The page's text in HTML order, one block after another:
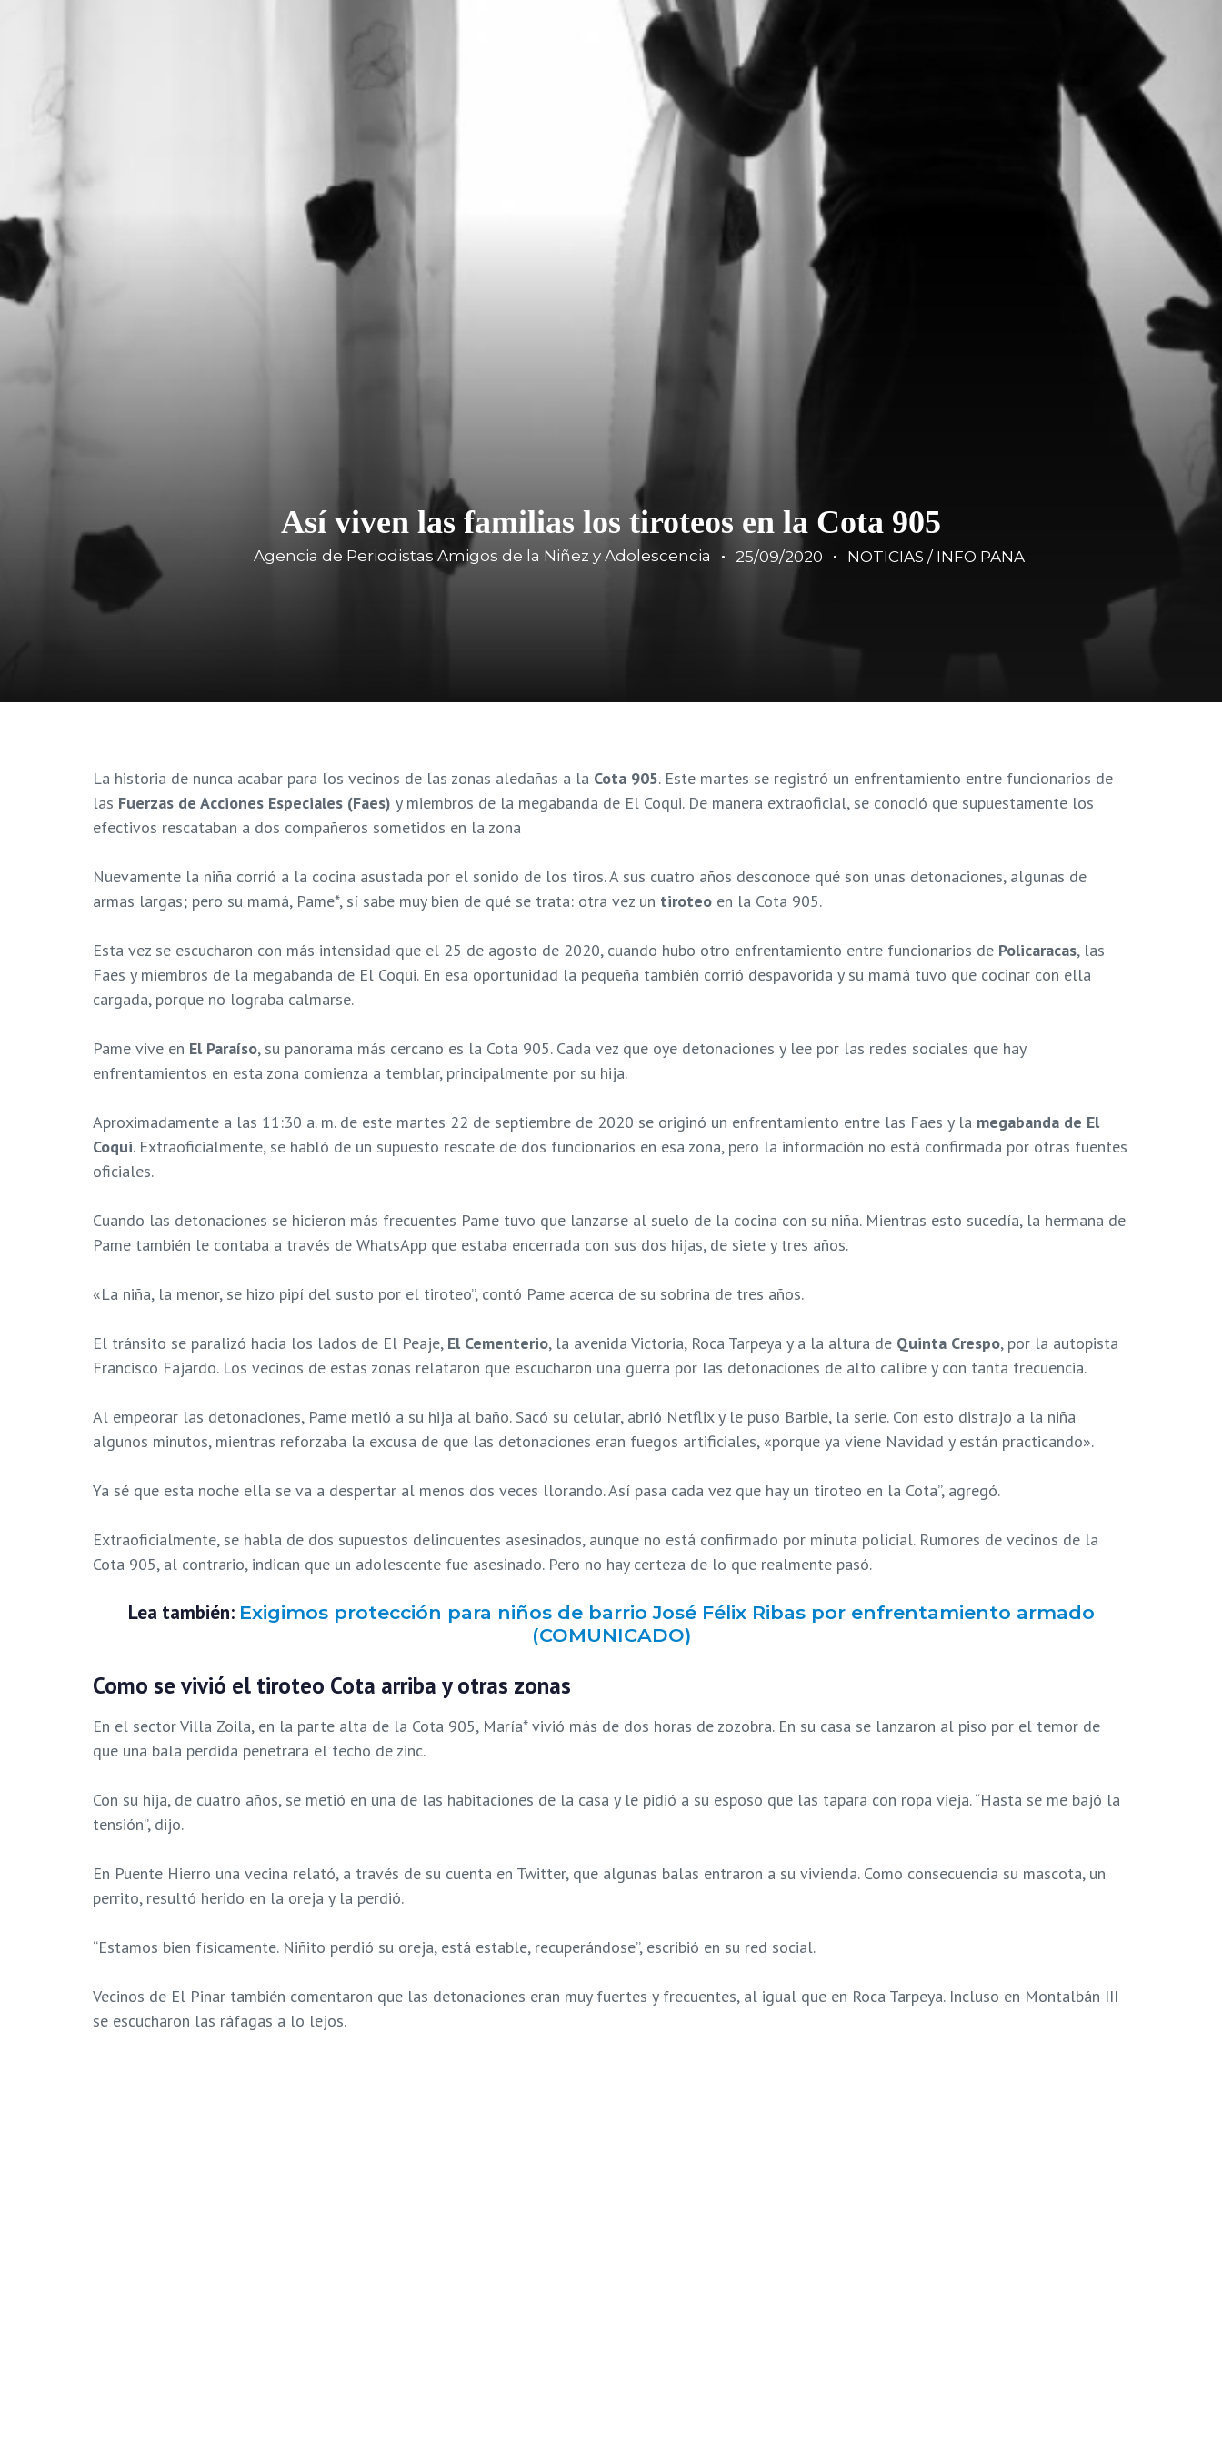
Así viven las familias los tiroteos en la Cota 905
Agencia de Periodistas Amigos de la Niñez y Adolescencia 25/09/2020 NOTICIAS / INFO PANA
La historia de nunca acabar para los vecinos de las zonas aledañas a la Cota 905. Este martes se registró un enfrentamiento entre funcionarios de
las Fuerzas de Acciones Especiales (Faes) y miembros de la megabanda de El Coqui. De manera extraoficial, se conoció que supuestamente los
efectivos rescataban a dos compañeros sometidos en la zona
Nuevamente la niña corrió a la cocina asustada por el sonido de los tiros. A sus cuatro años desconoce qué son unas detonaciones, algunas de
armas largas; pero su mamá, Pame*, sí sabe muy bien de qué se trata: otra vez un tiroteo en la Cota 905.
Esta vez se escucharon con más intensidad que el 25 de agosto de 2020, cuando hubo otro enfrentamiento entre funcionarios de Policaracas, las
Faes y miembros de la megabanda de El Coqui. En esa oportunidad la pequeña también corrió despavorida y su mamá tuvo que cocinar con ella
cargada, porque no lograba calmarse.
Pame vive en El Paraíso, su panorama más cercano es la Cota 905. Cada vez que oye detonaciones y lee por las redes sociales que hay
enfrentamientos en esta zona comienza a temblar, principalmente por su hija.
Aproximadamente a las 11:30 a. m. de este martes 22 de septiembre de 2020 se originó un enfrentamiento entre las Faes y la megabanda de El
Coqui. Extraoficialmente, se habló de un supuesto rescate de dos funcionarios en esa zona, pero la información no está confirmada por otras fuentes
oficiales.
Cuando las detonaciones se hicieron más frecuentes Pame tuvo que lanzarse al suelo de la cocina con su niña. Mientras esto sucedía, la hermana de
Pame también le contaba a través de WhatsApp que estaba encerrada con sus dos hijas, de siete y tres años.
«La niña, la menor, se hizo pipí del susto por el tiroteo”, contó Pame acerca de su sobrina de tres años.
El tránsito se paralizó hacia los lados de El Peaje, El Cementerio, la avenida Victoria, Roca Tarpeya y a la altura de Quinta Crespo, por la autopista
Francisco Fajardo. Los vecinos de estas zonas relataron que escucharon una guerra por las detonaciones de alto calibre y con tanta frecuencia.
Al empeorar las detonaciones, Pame metió a su hija al baño. Sacó su celular, abrió Netflix y le puso Barbie, la serie. Con esto distrajo a la niña
algunos minutos, mientras reforzaba la excusa de que las detonaciones eran fuegos artificiales, «porque ya viene Navidad y están practicando».
Ya sé que esta noche ella se va a despertar al menos dos veces llorando. Así pasa cada vez que hay un tiroteo en la Cota”, agregó.
Extraoficialmente, se habla de dos supuestos delincuentes asesinados, aunque no está confirmado por minuta policial. Rumores de vecinos de la
Cota 905, al contrario, indican que un adolescente fue asesinado. Pero no hay certeza de lo que realmente pasó.
Lea también: Exigimos protección para niños de barrio José Félix Ribas por enfrentamiento armado
(COMUNICADO)
Como se vivió el tiroteo Cota arriba y otras zonas
En el sector Villa Zoila, en la parte alta de la Cota 905, María* vivió más de dos horas de zozobra. En su casa se lanzaron al piso por el temor de
que una bala perdida penetrara el techo de zinc.
Con su hija, de cuatro años, se metió en una de las habitaciones de la casa y le pidió a su esposo que las tapara con ropa vieja. “Hasta se me bajó la
tensión”, dijo.
En Puente Hierro una vecina relató, a través de su cuenta en Twitter, que algunas balas entraron a su vivienda. Como consecuencia su mascota, un
perrito, resultó herido en la oreja y la perdió.
“Estamos bien físicamente. Niñito perdió su oreja, está estable, recuperándose”, escribió en su red social.
Vecinos de El Pinar también comentaron que las detonaciones eran muy fuertes y frecuentes, al igual que en Roca Tarpeya. Incluso en Montalbán III
se escucharon las ráfagas a lo lejos.